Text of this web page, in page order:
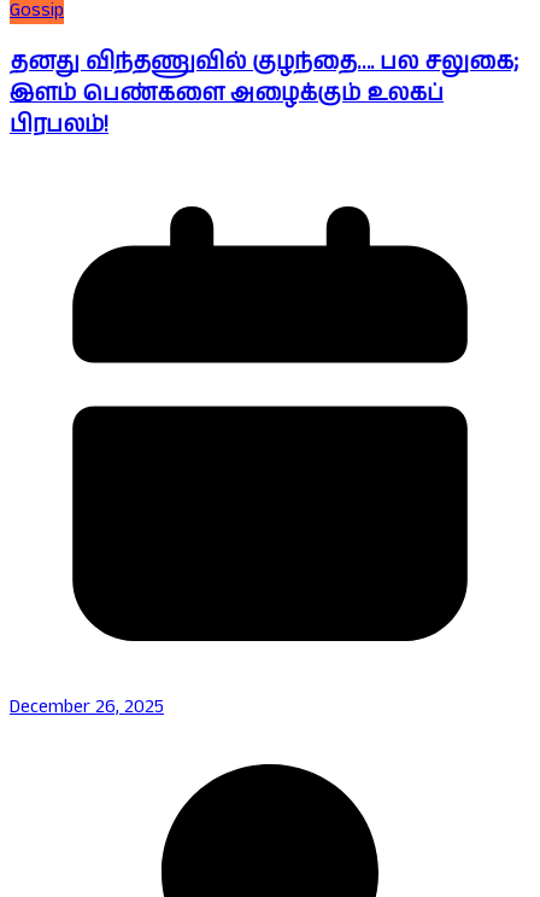
Gossip
தனது விந்தணுவில் குழந்தை…. பல சலுகை;
இளம் பெண்களை அழைக்கும் உலகப்
பிரபலம்!
December 26, 2025